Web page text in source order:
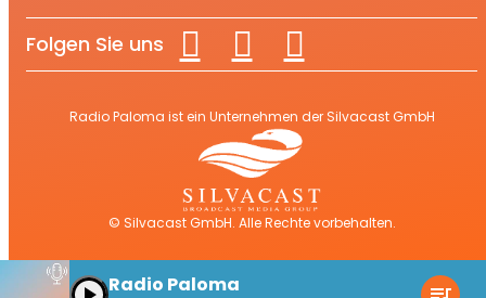
Folgen Sie uns
Radio Paloma ist ein Unternehmen der Silvacast GmbH
© Silvacast GmbH. Alle Rechte vorbehalten.
Radio Paloma